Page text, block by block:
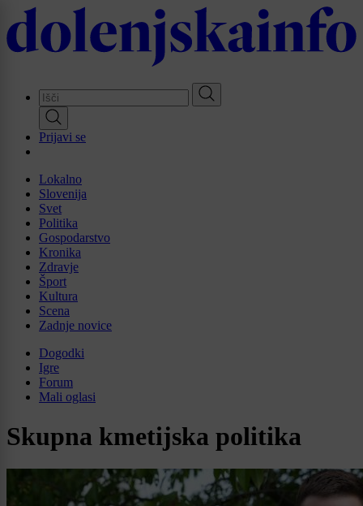
Skip
to
main
Prijavi se
Lokalno
Slovenija
Svet
Politika
Gospodarstvo
Kronika
Zdravje
Šport
Kultura
Scena
Zadnje novice
Dogodki
Igre
Forum
Mali oglasi
Skupna kmetijska politika